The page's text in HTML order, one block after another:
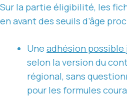
Sur la partie éligibilité, les
en avant des seuils d’âge
Une adhésion possible
selon la version du
régional, sans
pour les formules